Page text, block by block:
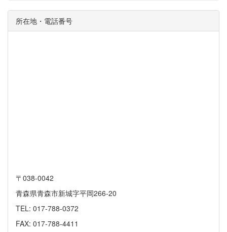
所在地・電話番号
〒038-0042
青森県青森市新城字平岡266-20
TEL: 017-788-0372
FAX: 017-788-4411